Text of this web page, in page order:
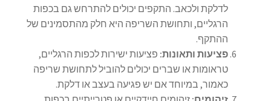
לדלקת ולכאב. התקפים יכולים להתרחש גם בכפות
הרגליים, ותחושת השריפה היא חלק מהתסמינים של
ההתקף.
פציעות ותאונות: פציעות ישירות לכפות הרגליים,
טראומות או שברים יכולים להוביל לתחושת שריפה
כאמור, במיוחד אם יש פגיעה בעצב או דלקת.